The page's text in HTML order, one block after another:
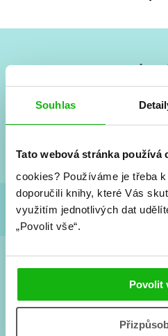
Souhlas
Tato webová stránka používá
cookies? Používáme je třeba
doporučili knihy, které Vás
využitím jednotlivých dat
„Povolit vše“.
Povolit
Vše kolem #youngadult
a seriálové
Souhlasím spodmínkami
Tvá e-mailová adresa je u nás v